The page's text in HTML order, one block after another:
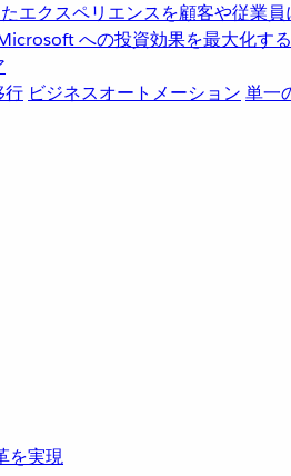
エクスペリエンスを顧客や従業員
への投資効果を最大化する
行 ビジネスオートメーション 単一
を実現